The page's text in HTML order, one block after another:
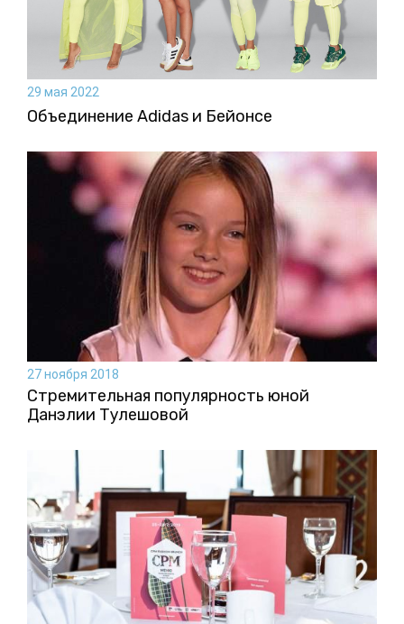
29 мая 2022
Объединение Adidas и Бейонсе
27 ноября 2018
Стремительная популярность юной
Данэлии Тулешовой